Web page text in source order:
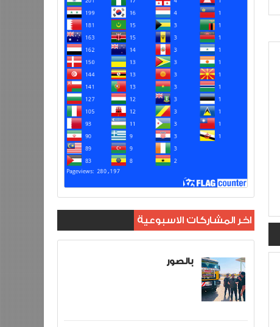
اخر المشاركات الاسبوعية
بالصور